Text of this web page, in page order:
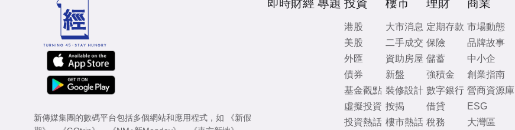
新傳媒集團的數碼平台包括多個網站和應用程式，如
《新假
即時財經 專題 投資
港股
美股
外匯
債券
基金觀點
虛擬投資
投資熱話
樓市
大市消息
二手成交
資助房屋
新盤
裝修設計
按揭
樓市熱話
理財
定期存款
保險
儲蓄
強積金
數字銀行
借貸
稅務
商業
市場動態
品牌故事
中小企
創業指南
營商資源庫
ESG
大灣區